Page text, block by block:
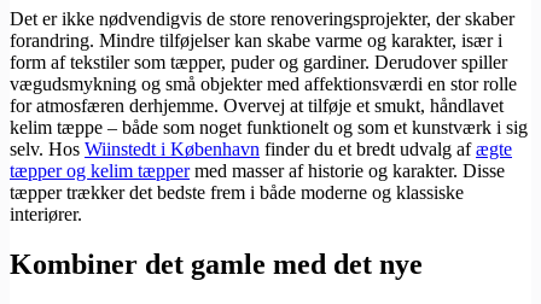
Det er ikke nødvendigvis de store renoveringsprojekter, der skaber
forandring. Mindre tilføjelser kan skabe varme og karakter, især i
form af tekstiler som tæpper, puder og gardiner. Derudover spiller
vægudsmykning og små objekter med affektionsværdi en stor rolle
for atmosfæren derhjemme. Overvej at tilføje et smukt, håndlavet
kelim tæppe – både som noget funktionelt og som et kunstværk i sig
selv. Hos Wiinstedt i København finder du et bredt udvalg afægte
tæpper og kelim tæppermed masser af historie og karakter. Disse
tæpper trækker det bedste frem i både moderne og klassiske
interiører.
Kombiner det gamle med det nye